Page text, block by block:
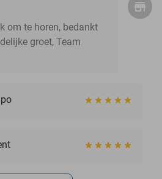
om te horen, bedankt
groet, Team